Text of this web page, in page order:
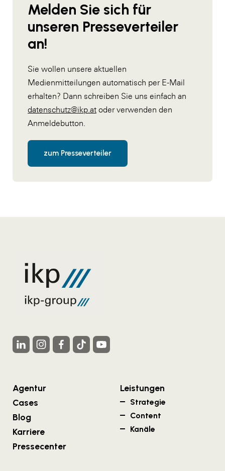
Melden Sie sich für
unseren Presseverteiler
an!
Sie wollen unsere aktuellen
Medienmitteilungen automatisch per E-Mail
erhalten? Dann schreiben Sie uns einfach an
datenschutz@ikp.at oder verwenden den
Anmeldebutton.
zum Presseverteiler
Agentur
Cases
Blog
Karriere
Pressecenter
Leistungen
Strategie
Content
Kanäle